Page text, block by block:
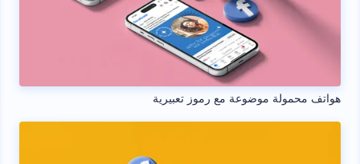
هواتف محمولة موضوعة مع رموز تعبيرية